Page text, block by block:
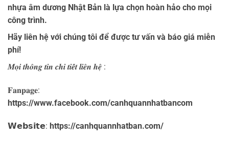
nhựa âm dương Nhật Bản là lựa chọn hoàn hảo cho mọi
công trình.
Hãy liên hệ với chúng tôi để được tư vấn và báo giá miễn
phí!
𝑴𝒐̣𝒊 𝒕𝒉𝒐̂𝒏𝒈 𝒕𝒊𝒏 𝒄𝒉𝒊 𝒕𝒊𝒆̂́𝒕 𝒍𝒊𝒆̂𝒏 𝒉𝒆̣̂ :
𝐅𝐚𝐧𝐩𝐚𝐠𝐞:
https://www.facebook.com/canhquannhatbancom
𝗪𝗲𝗯𝘀𝗶𝘁𝗲: https://canhquannhatban.com/